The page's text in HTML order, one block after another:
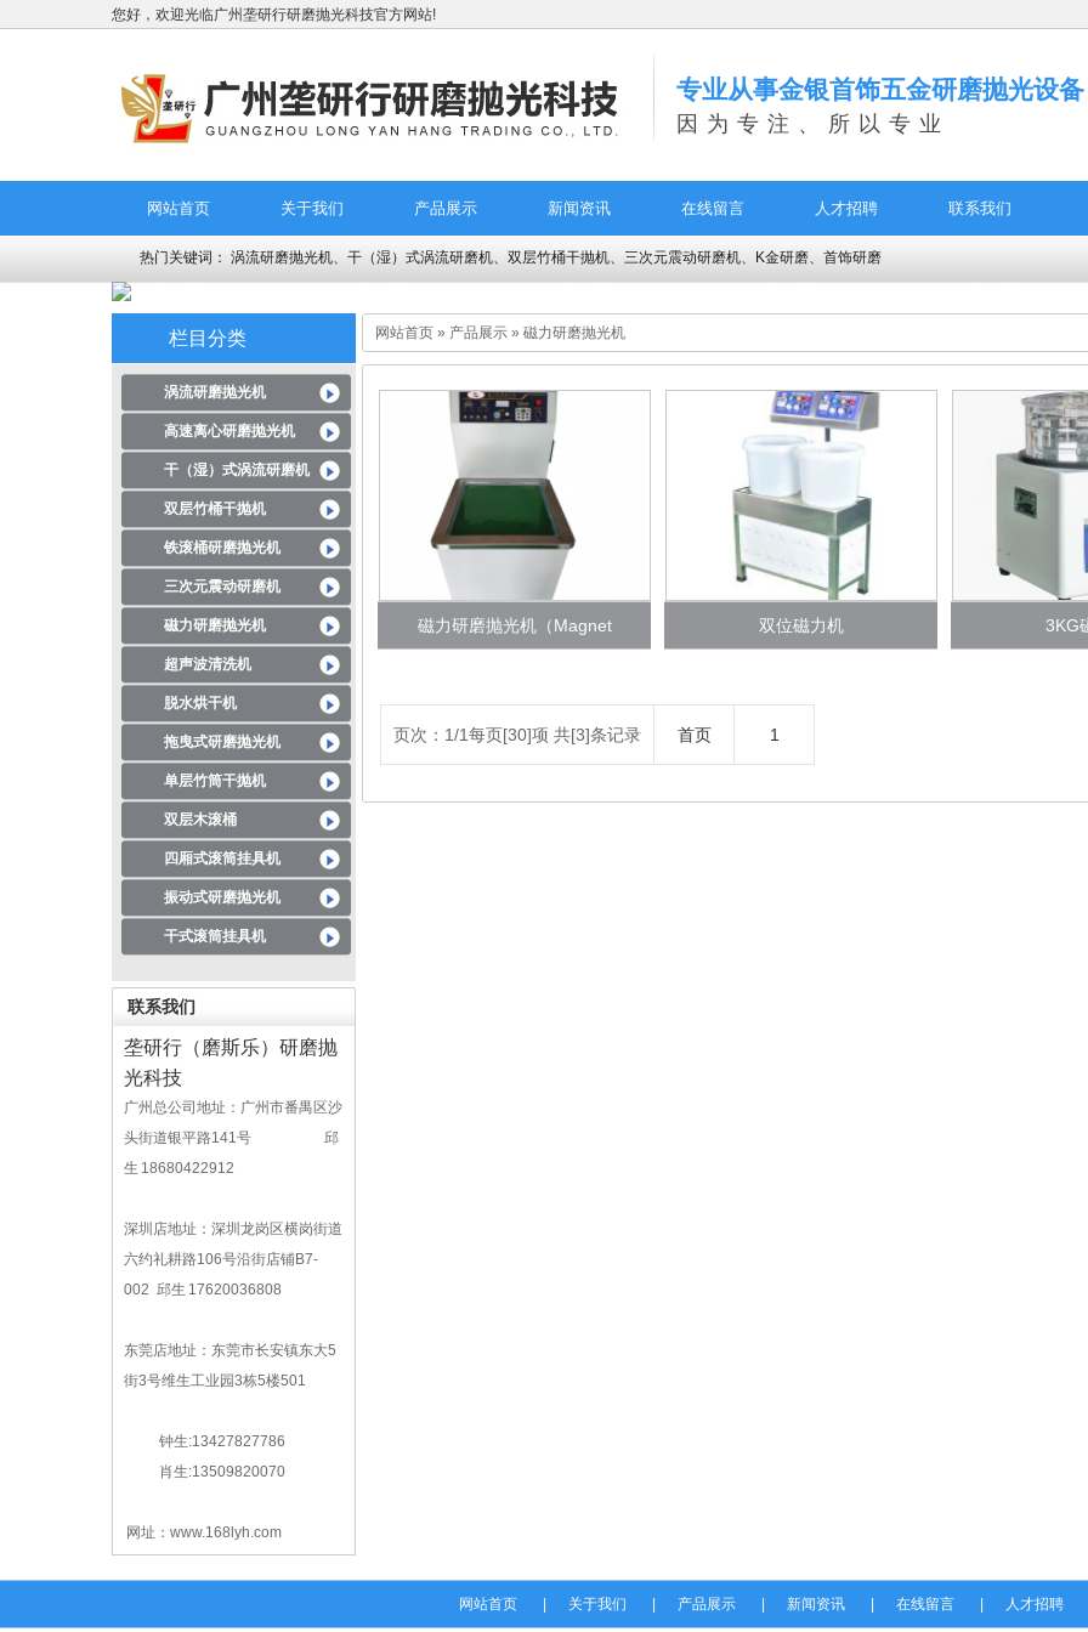
您好，欢迎光临广州垄研行研磨抛光科技官方网站!
专业从事金银首饰五金研磨抛光设备
因为专注、所以专业
网站首页 关于我们 产品展示 新闻资讯 在线留言 人才招聘 联系我们
热门关键词： 涡流研磨抛光机、干（湿）式涡流研磨机、双层竹桶干抛机、三次元震动研磨机、K金研磨、首饰研磨
栏目分类
Guang hui stoves center
涡流研磨抛光机
高速离心研磨抛光机
干（湿）式涡流研磨机
双层竹桶干抛机
铁滚桶研磨抛光机
三次元震动研磨机
磁力研磨抛光机
超声波清洗机
脱水烘干机
拖曳式研磨抛光机
单层竹筒干抛机
双层木滚桶
四厢式滚筒挂具机
振动式研磨抛光机
干式滚筒挂具机
联系我们
垄研行（磨斯乐）研磨抛
光科技
广州总公司地址：广州市番禺区沙
头街道银平路141号 邱
生 18680422912
深圳店地址：深圳龙岗区横岗街道
六约礼耕路106号沿街店铺B7-
002 邱生 17620036808
东莞店地址：东莞市长安镇东大5
街3号维生工业园3栋5楼501
钟生:13427827786
肖生:13509820070
网址：www.168lyh.com
网站首页 » 产品展示 » 磁力研磨抛光机
磁力研磨抛光机（Magnet 双位磁力机 3KG
页次：1/1每页[30]项 共[3]条记录 首页 1
网站首页 关于我们 产品展示 新闻资讯 在线留言 人才招聘